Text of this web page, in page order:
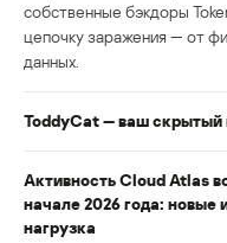
собственные бэкдоры
цепочку заражения — от
данных.
ToddyCat — ваш скрытый
Активность Cloud Atlas
начале 2026 года: новые
нагрузка